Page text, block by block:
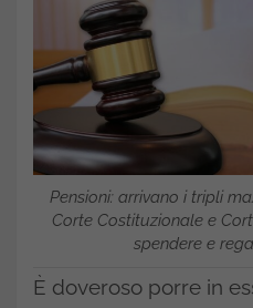
Pensioni: arrivano i tripli
Corte Costituzionale e
spendere e
È doveroso porre in